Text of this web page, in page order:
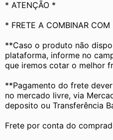
* ATENÇÃO *
* FRETE A COMBINAR
**Caso o produto não
plataforma, informe no
que iremos cotar o melhor
**Pagamento do frete
no mercado livre, via
deposito ou Transferência
Frete por conta do